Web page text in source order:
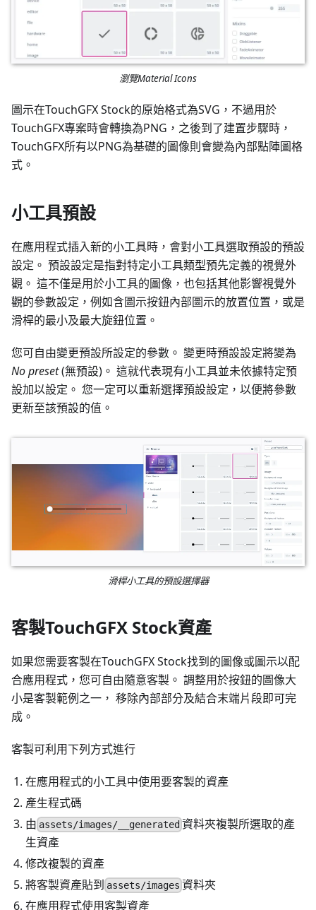
瀏覽Material Icons
圖示在TouchGFX Stock的原始格式為SVG，不過用於
TouchGFX專案時會轉換為PNG，之後到了建置步驟時，
TouchGFX所有以PNG為基礎的圖像則會變為內部點陣圖格
式。
小工具預設
在應用程式插入新的小工具時，會對小工具選取預設的預設
設定。 預設設定是指對特定小工具類型預先定義的視覺外
觀。 這不僅是用於小工具的圖像，也包括其他影響視覺外
觀的參數設定，例如含圖示按鈕內部圖示的放置位置，或是
滑桿的最小及最大旋鈕位置。
您可自由變更預設所設定的參數。 變更時預設設定將變為
No preset(無預設)。 這就代表現有小工具並未依據特定預
設加以設定。 您一定可以重新選擇預設設定，以便將參數
更新至該預設的值。
滑桿小工具的預設選擇器
客製TouchGFX Stock資產
如果您需要客製在TouchGFX Stock找到的圖像或圖示以配
合應用程式，您可自由隨意客製。 調整用於按鈕的圖像大
小是客製範例之一， 移除內部部分及結合末端片段即可完
成。
客製可利用下列方式進行
在應用程式的小工具中使用要客製的資產
產生程式碼
由 assets/images/__generated 資料夾複製所選取的產
生資產
修改複製的資產
將客製資產貼到 assets/images 資料夾
在應用程式使用客製資產